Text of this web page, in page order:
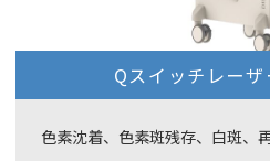
Qスイッチレー
色素沈着、色素斑残存、白斑、